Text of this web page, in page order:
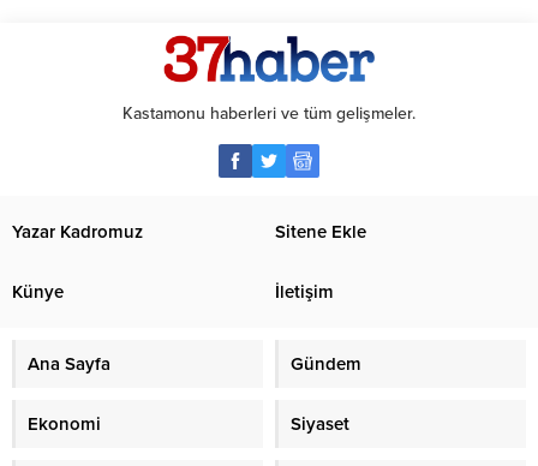
Kastamonu haberleri ve tüm gelişmeler.
Yazar Kadromuz Sitene Ekle
Künye İletişim
Ana Sayfa Gündem
Ekonomi Siyaset